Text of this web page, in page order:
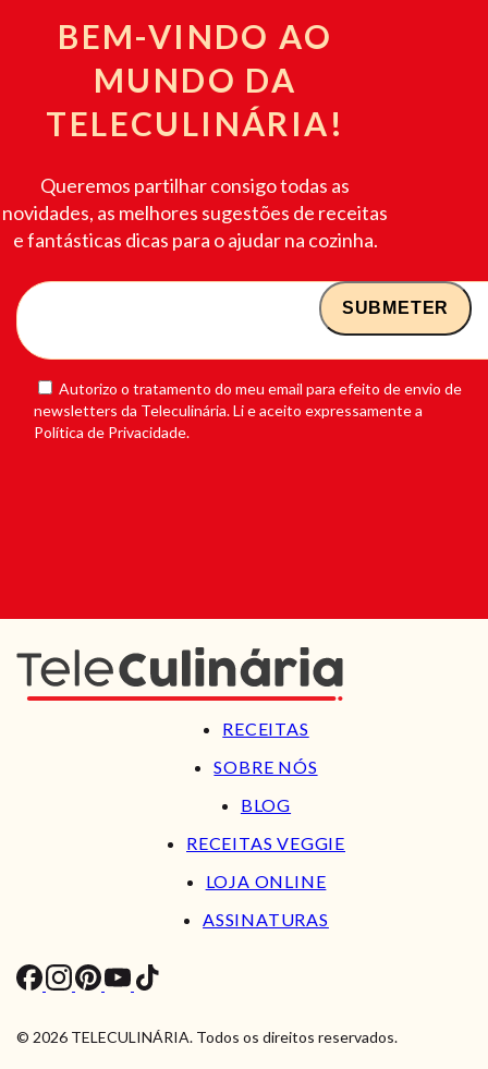
BEM-VINDO AO
MUNDO DA
TELECULINÁRIA!
Queremos partilhar consigo todas as
novidades, as melhores sugestões de receitas
e fantásticas dicas para o ajudar na cozinha.
Autorizo o tratamento do meu email para efeito de envio de
newsletters da Teleculinária. Li e aceito expressamente a
Política de Privacidade.
RECEITAS
SOBRE NÓS
BLOG
RECEITAS VEGGIE
LOJA ONLINE
ASSINATURAS
© 2026 TELECULINÁRIA. Todos os direitos reservados.